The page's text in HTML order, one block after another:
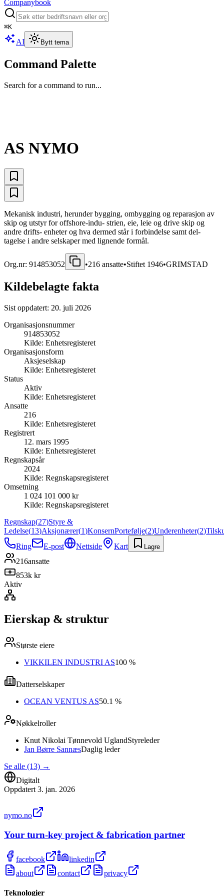
Companybook
⌘K
AI Bytt tema
Command Palette
Search for a command to run...
AS NYMO
Mekanisk industri, herunder bygging, ombygging og reparasjon av
skip og utstyr for offshore-indu- strien, eie, leie og drive skip og
andre drifts- enheter og hva dermed står i forbindelse samt del-
tagelse i andre selskaper med lignende formål.
Org.nr: 914853052 •216 ansatte•Stiftet 1946•GRIMSTAD
Kildebelagte fakta
Sist oppdatert: 20. juli 2026
Organisasjonsnummer
914853052
Kilde: Enhetsregisteret
Organisasjonsform
Aksjeselskap
Kilde: Enhetsregisteret
Status
Aktiv
Kilde: Enhetsregisteret
Ansatte
216
Kilde: Enhetsregisteret
Registrert
12. mars 1995
Kilde: Enhetsregisteret
Regnskapsår
2024
Kilde: Regnskapsregisteret
Omsetning
1 024 101 000 kr
Kilde: Regnskapsregisteret
Regnskap(27)Styre &
Ledelse(13)Aksjonærer(1)KonsernPortefølje(2)Underenheter(2)
Ring
E-post Nettside Kart Lagre
216ansatte
853k kr
Aktiv
Eierskap & struktur
Største eiere
VIKKILEN INDUSTRI AS100 %
Datterselskaper
OCEAN VENTUS AS50.1 %
Nøkkelroller
Knut Nikolai Tønnevold UglandStyreleder
Jan Børre SannæsDaglig leder
Se alle (13) →
Digitalt
Oppdatert 3. jan. 2026
nymo.no
Your turn-key project & fabrication partner
facebook
linkedin
about
contact privacy
Teknologier